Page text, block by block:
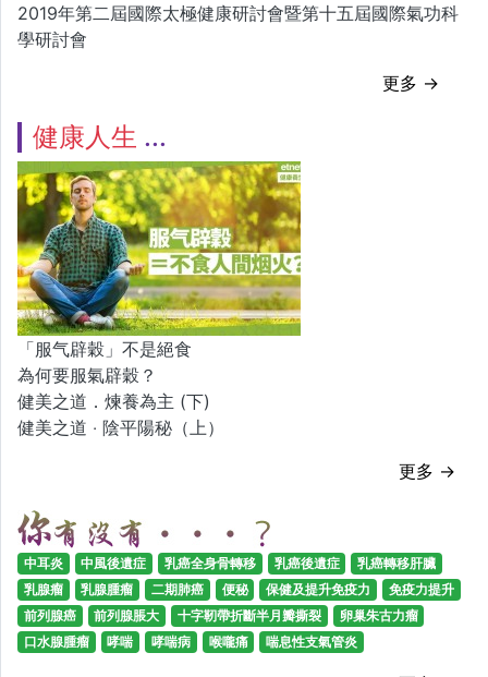
2019年第二屆國際太極健康研討會暨第十五屆國際氣功科
學研討會
更多 →
健康人生
「服气辟穀」不是絕食
為何要服氣辟穀？
健美之道．煉養為主 (下)
健美之道 ‧ 陰平陽秘（上）
更多 →
中耳炎 中風後遺症 乳癌全身骨轉移 乳癌後遺症
乳癌轉移肝臟
乳腺瘤
乳腺腫瘤 二期肺癌 便秘 保健及提升免疫力
免疫力提升
前列腺癌
前列腺脹大 十字靭帶折斷半月瓣撕裂
卵巢朱古力瘤
口水腺腫瘤
哮喘 哮喘病 喉嚨痛 喘息性支氣管炎